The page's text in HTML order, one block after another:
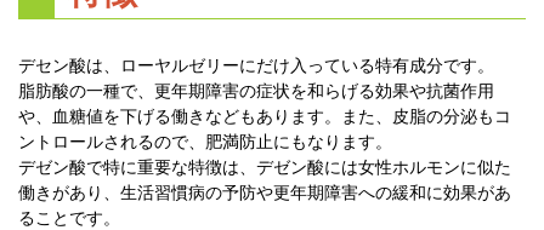
デセン酸は、ローヤルゼリーにだけ入っている特有成分です。
脂肪酸の一種で、更年期障害の症状を和らげる効果や抗菌作用
や、血糖値を下げる働きなどもあります。また、皮脂の分泌もコ
ントロールされるので、肥満防止にもなります。
デゼン酸で特に重要な特徴は、デゼン酸には女性ホルモンに似た
働きがあり、生活習慣病の予防や更年期障害への緩和に効果があ
ることです。